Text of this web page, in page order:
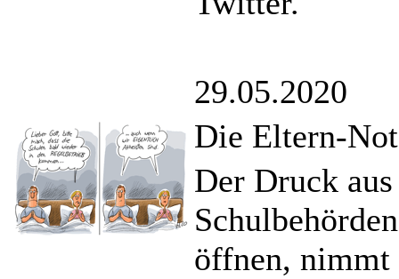
29.05.2020
Die Eltern-
Der Druck
öffnen, nimmt